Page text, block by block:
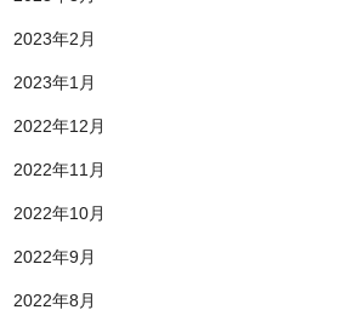
2023年2月
2023年1月
2022年12月
2022年11月
2022年10月
2022年9月
2022年8月